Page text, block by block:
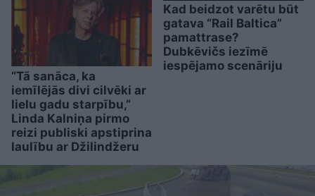
“Tā sanāca, ka
iemīlējās divi cilvēki ar
lielu gadu starpību,”
Linda Kalniņa pirmo
reizi publiski apstiprina
laulību ar Džilindžeru
Kad beidzot varētu būt
gatava “Rail Baltica”
pamattrase?
Dubkēvičs iezīmē
iespējamo scenāriju